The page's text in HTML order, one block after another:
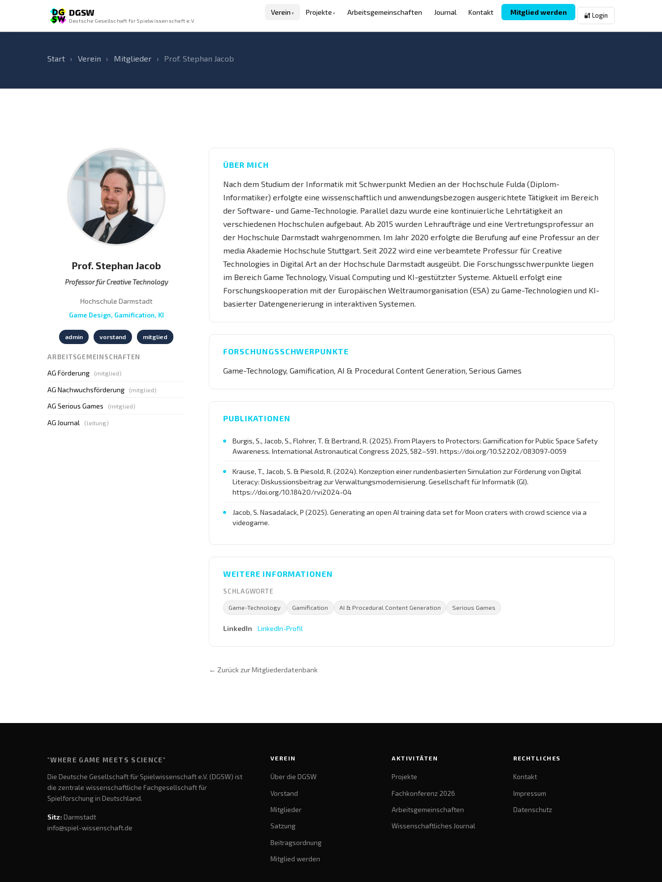
DGSW
Deutsche Gesellschaft für Spielwissenschaft e.V.
Verein Projekte Arbeitsgemeinschaften Journal Kontakt Mitglied werden 🔐 Login
Start › Verein › Mitglieder › Prof. Stephan Jacob
Prof. Stephan Jacob
Professor für Creative Technology
Hochschule Darmstadt
Game Design, Gamification, KI
admin vorstand mitglied
ARBEITSGEMEINSCHAFTEN
AG Förderung (mitglied)
AG Nachwuchsförderung (mitglied)
AG Serious Games (mitglied)
AG Journal (leitung)
ÜBER MICH
Nach dem Studium der Informatik mit Schwerpunkt Medien an der Hochschule Fulda (Diplom-
Informatiker) erfolgte eine wissenschaftlich und anwendungsbezogen ausgerichtete Tätigkeit im Bereich
der Software- und Game-Technologie. Parallel dazu wurde eine kontinuierliche Lehrtätigkeit an
verschiedenen Hochschulen aufgebaut. Ab 2015 wurden Lehraufträge und eine Vertretungsprofessur an
der Hochschule Darmstadt wahrgenommen. Im Jahr 2020 erfolgte die Berufung auf eine Professur an der
media Akademie Hochschule Stuttgart. Seit 2022 wird eine verbeamtete Professur für Creative
Technologies in Digital Art an der Hochschule Darmstadt ausgeübt. Die Forschungsschwerpunkte liegen
im Bereich Game Technology, Visual Computing und KI-gestützter Systeme. Aktuell erfolgt eine
Forschungskooperation mit der Europäischen Weltraumorganisation (ESA) zu Game-Technologien und KI-
basierter Datengenerierung in interaktiven Systemen.
FORSCHUNGSSCHWERPUNKTE
Game-Technology, Gamification, AI & Procedural Content Generation, Serious Games
PUBLIKATIONEN
Burgis, S., Jacob, S., Flohrer, T. & Bertrand, R. (2025). From Players to Protectors: Gamification for Public Space Safety
Awareness. International Astronautical Congress 2025, 582–591. https://doi.org/10.52202/083097-0059
Krause, T., Jacob, S. & Piesold, R. (2024). Konzeption einer rundenbasierten Simulation zur Förderung von Digital
Literacy: Diskussionsbeitrag zur Verwaltungsmodernisierung. Gesellschaft für Informatik (GI).
https://doi.org/10.18420/rvi2024-04
Jacob, S. Nasadalack, P (2025). Generating an open AI training data set for Moon craters with crowd science via a
videogame.
WEITERE INFORMATIONEN
SCHLAGWORTE
Game-Technology Gamification AI & Procedural Content Generation Serious Games
LinkedIn LinkedIn-Profil
← Zurück zur Mitgliederdatenbank
"WHERE GAME MEETS SCIENCE"
Die Deutsche Gesellschaft für Spielwissenschaft e.V. (DGSW) ist
die zentrale wissenschaftliche Fachgesellschaft für
Spielforschung in Deutschland.
Sitz: Darmstadt
info@spiel-wissenschaft.de
VEREIN
Über die DGSW
Vorstand
Mitglieder
Satzung
Beitragsordnung
Mitglied werden
AKTIVITÄTEN
Projekte
Fachkonferenz 2026
Arbeitsgemeinschaften
Wissenschaftliches Journal
RECHTLICHES
Kontakt
Impressum
Datenschutz